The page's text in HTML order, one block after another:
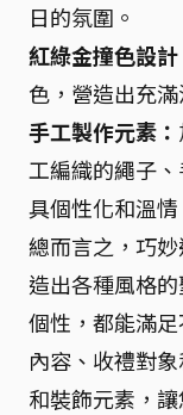
日的氛圍。
紅綠金撞色設計
色，營造出充
手工製作元素：
工編織的繩子
具個性化和溫情
總而言之，巧
造出各種風格
個性，都能滿
內容、收禮對
和裝飾元素，